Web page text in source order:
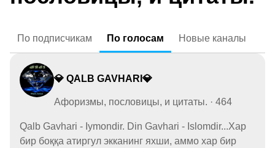
По подписчикам По голосам Новые каналы
💎 QALB GAVHARI💎
Афоризмы, пословицы, и цитаты. · 464
Qalb Gavhari - Iymondir. Din Gavhari - Islomdir...Хар
бир боққа атиргул экканинг яхши, аммо хар бир